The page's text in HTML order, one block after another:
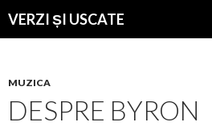
VERZI ȘI USCATE
MUZICA
DESPRE BYRON